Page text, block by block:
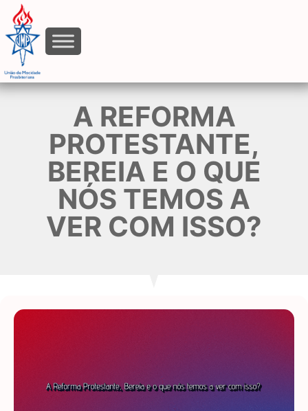
A REFORMA
PROTESTANTE,
BEREIA E O QUE
NÓS TEMOS A
VER COM ISSO?